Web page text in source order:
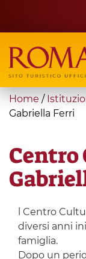
main
content
Search
form
Cerca
You
are
Home /
Gabriella Ferri
l Centro
diversi anni
famiglia.
Dopo un